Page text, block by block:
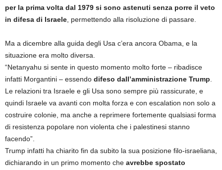
per la prima volta dal 1979 si sono astenuti senza porre il veto
in difesa di Israele , permettendo alla risoluzione di passare.
Ma a dicembre alla guida degli Usa c’era ancora Obama, e la
situazione era molto diversa.
“Netanyahu si sente in questo momento molto forte – ribadisce
infatti Morgantini – essendo difeso dall’amministrazione Trump
Le relazioni tra Israele e gli Usa sono sempre più rassicurate, e
quindi Israele va avanti con molta forza e con escalation non solo a
costruire colonie, ma anche a reprimere fortemente qualsiasi forma
di resistenza popolare non violenta che i palestinesi stanno
facendo”.
Trump infatti ha chiarito fin da subito la sua posizione filo-israeliana,
dichiarando in un primo momento che avrebbe spostato